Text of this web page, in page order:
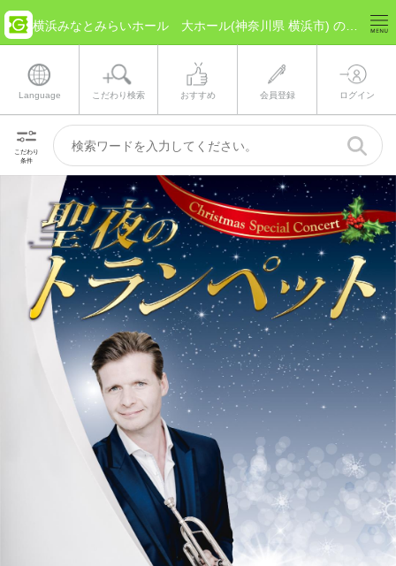
Language こだわり検索 おすすめ 会員登録 ログイン
こだわり
条件